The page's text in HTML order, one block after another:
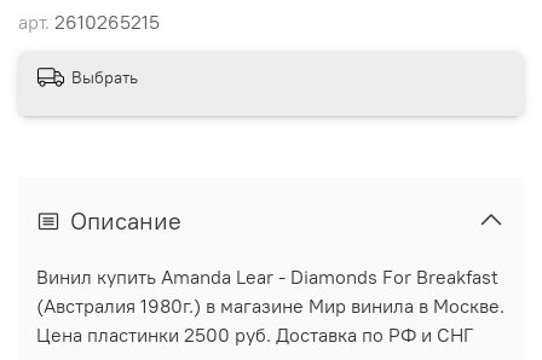
арт. 2610265215
Выбрать
Описание
Винил купить Amanda Lear - Diamonds For Breakfast
(Австралия 1980г.) в магазине Мир винила в Москве.
Цена пластинки 2500 руб. Доставка по РФ и СНГ